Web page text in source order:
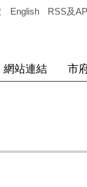
English RSS及
網站連結 市